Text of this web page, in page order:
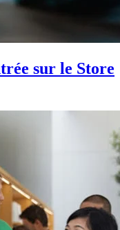
sur le Store